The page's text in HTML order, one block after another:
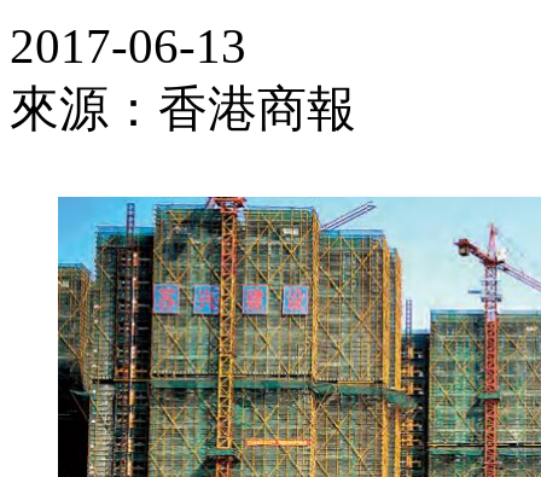
2017-06-13
來源：香港商報